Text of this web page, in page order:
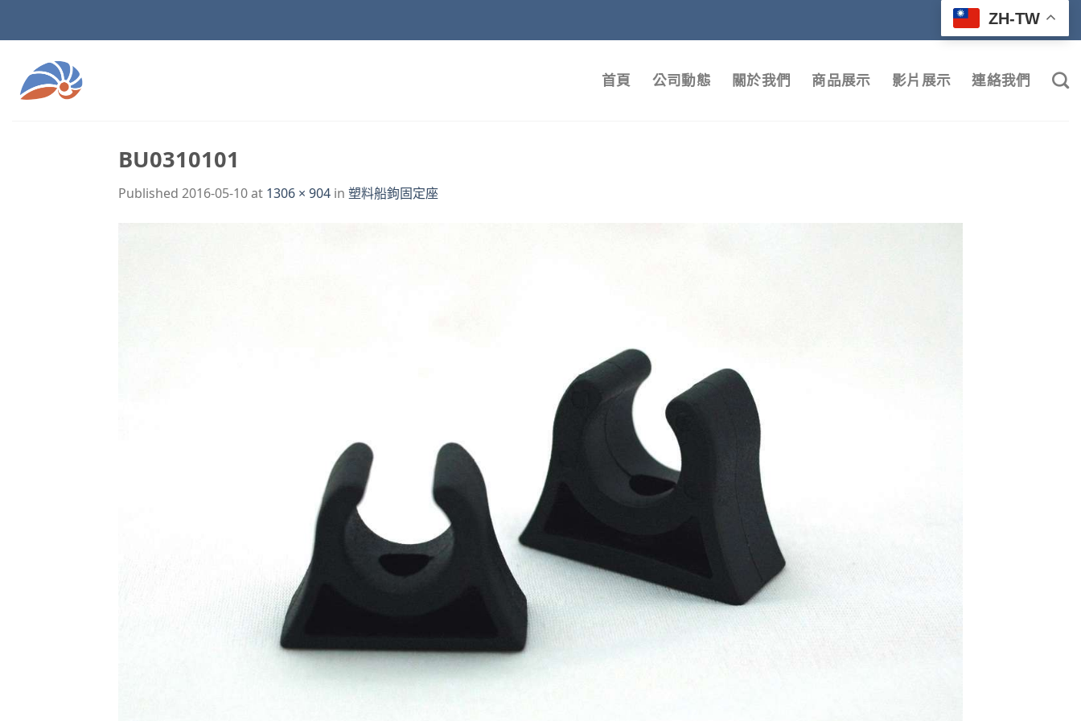
ZH-TW
首頁 公司動態 關於我們 商品展示 影片展示 連絡我們
BU0310101
Published 2016-05-10at 1306 × 904 in 塑料船鉤固定座